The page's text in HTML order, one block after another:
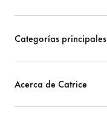
Categorías principales
Acerca de Catrice